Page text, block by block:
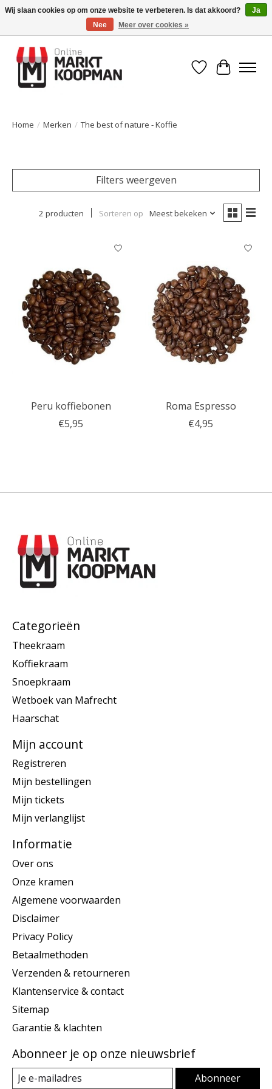
Voor 15:00 besteld, morgen in huis!
Verlanglijst
Home / Merken / The best of nature - Koffie
Filters weergeven
2 producten Sorteren op Meest bekeken
Peru koffiebonen
€5,95
Roma Espresso
€4,95
Categorieën
Theekraam
Koffiekraam
Snoepkraam
Wetboek van Mafrecht
Haarschat
Mijn account
Registreren
Mijn bestellingen
Mijn tickets
Mijn verlanglijst
Informatie
Over ons
Onze kramen
Algemene voorwaarden
Disclaimer
Privacy Policy
Betaalmethoden
Verzenden & retourneren
Klantenservice & contact
Sitemap
Garantie & klachten
Abonneer je op onze nieuwsbrief
Abonneer
Wij slaan cookies op om onze website te verbeteren. Is dat akkoord?
Ja
Nee
Meer over cookies »